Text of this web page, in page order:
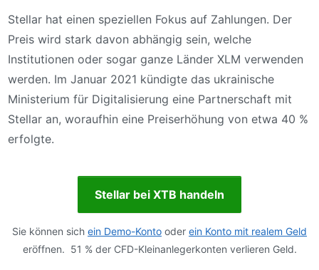
Stellar hat einen speziellen Fokus auf Zahlungen. Der
Preis wird stark davon abhängig sein, welche
Institutionen oder sogar ganze Länder XLM verwenden
werden. Im Januar 2021 kündigte das ukrainische
Ministerium für Digitalisierung eine Partnerschaft mit
Stellar an, woraufhin eine Preiserhöhung von etwa 40 %
erfolgte.
Stellar bei XTB handeln
Sie können sich ein Demo-Konto oder ein Konto mit realem Geld
eröffnen. 51 % der CFD-Kleinanlegerkonten verlieren Geld.